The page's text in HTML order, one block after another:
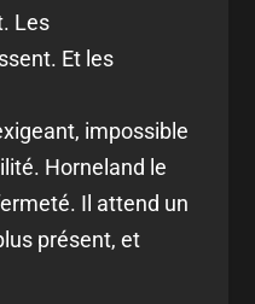
Les
Et les
impossible
Horneland le
Il attend un
présent, et